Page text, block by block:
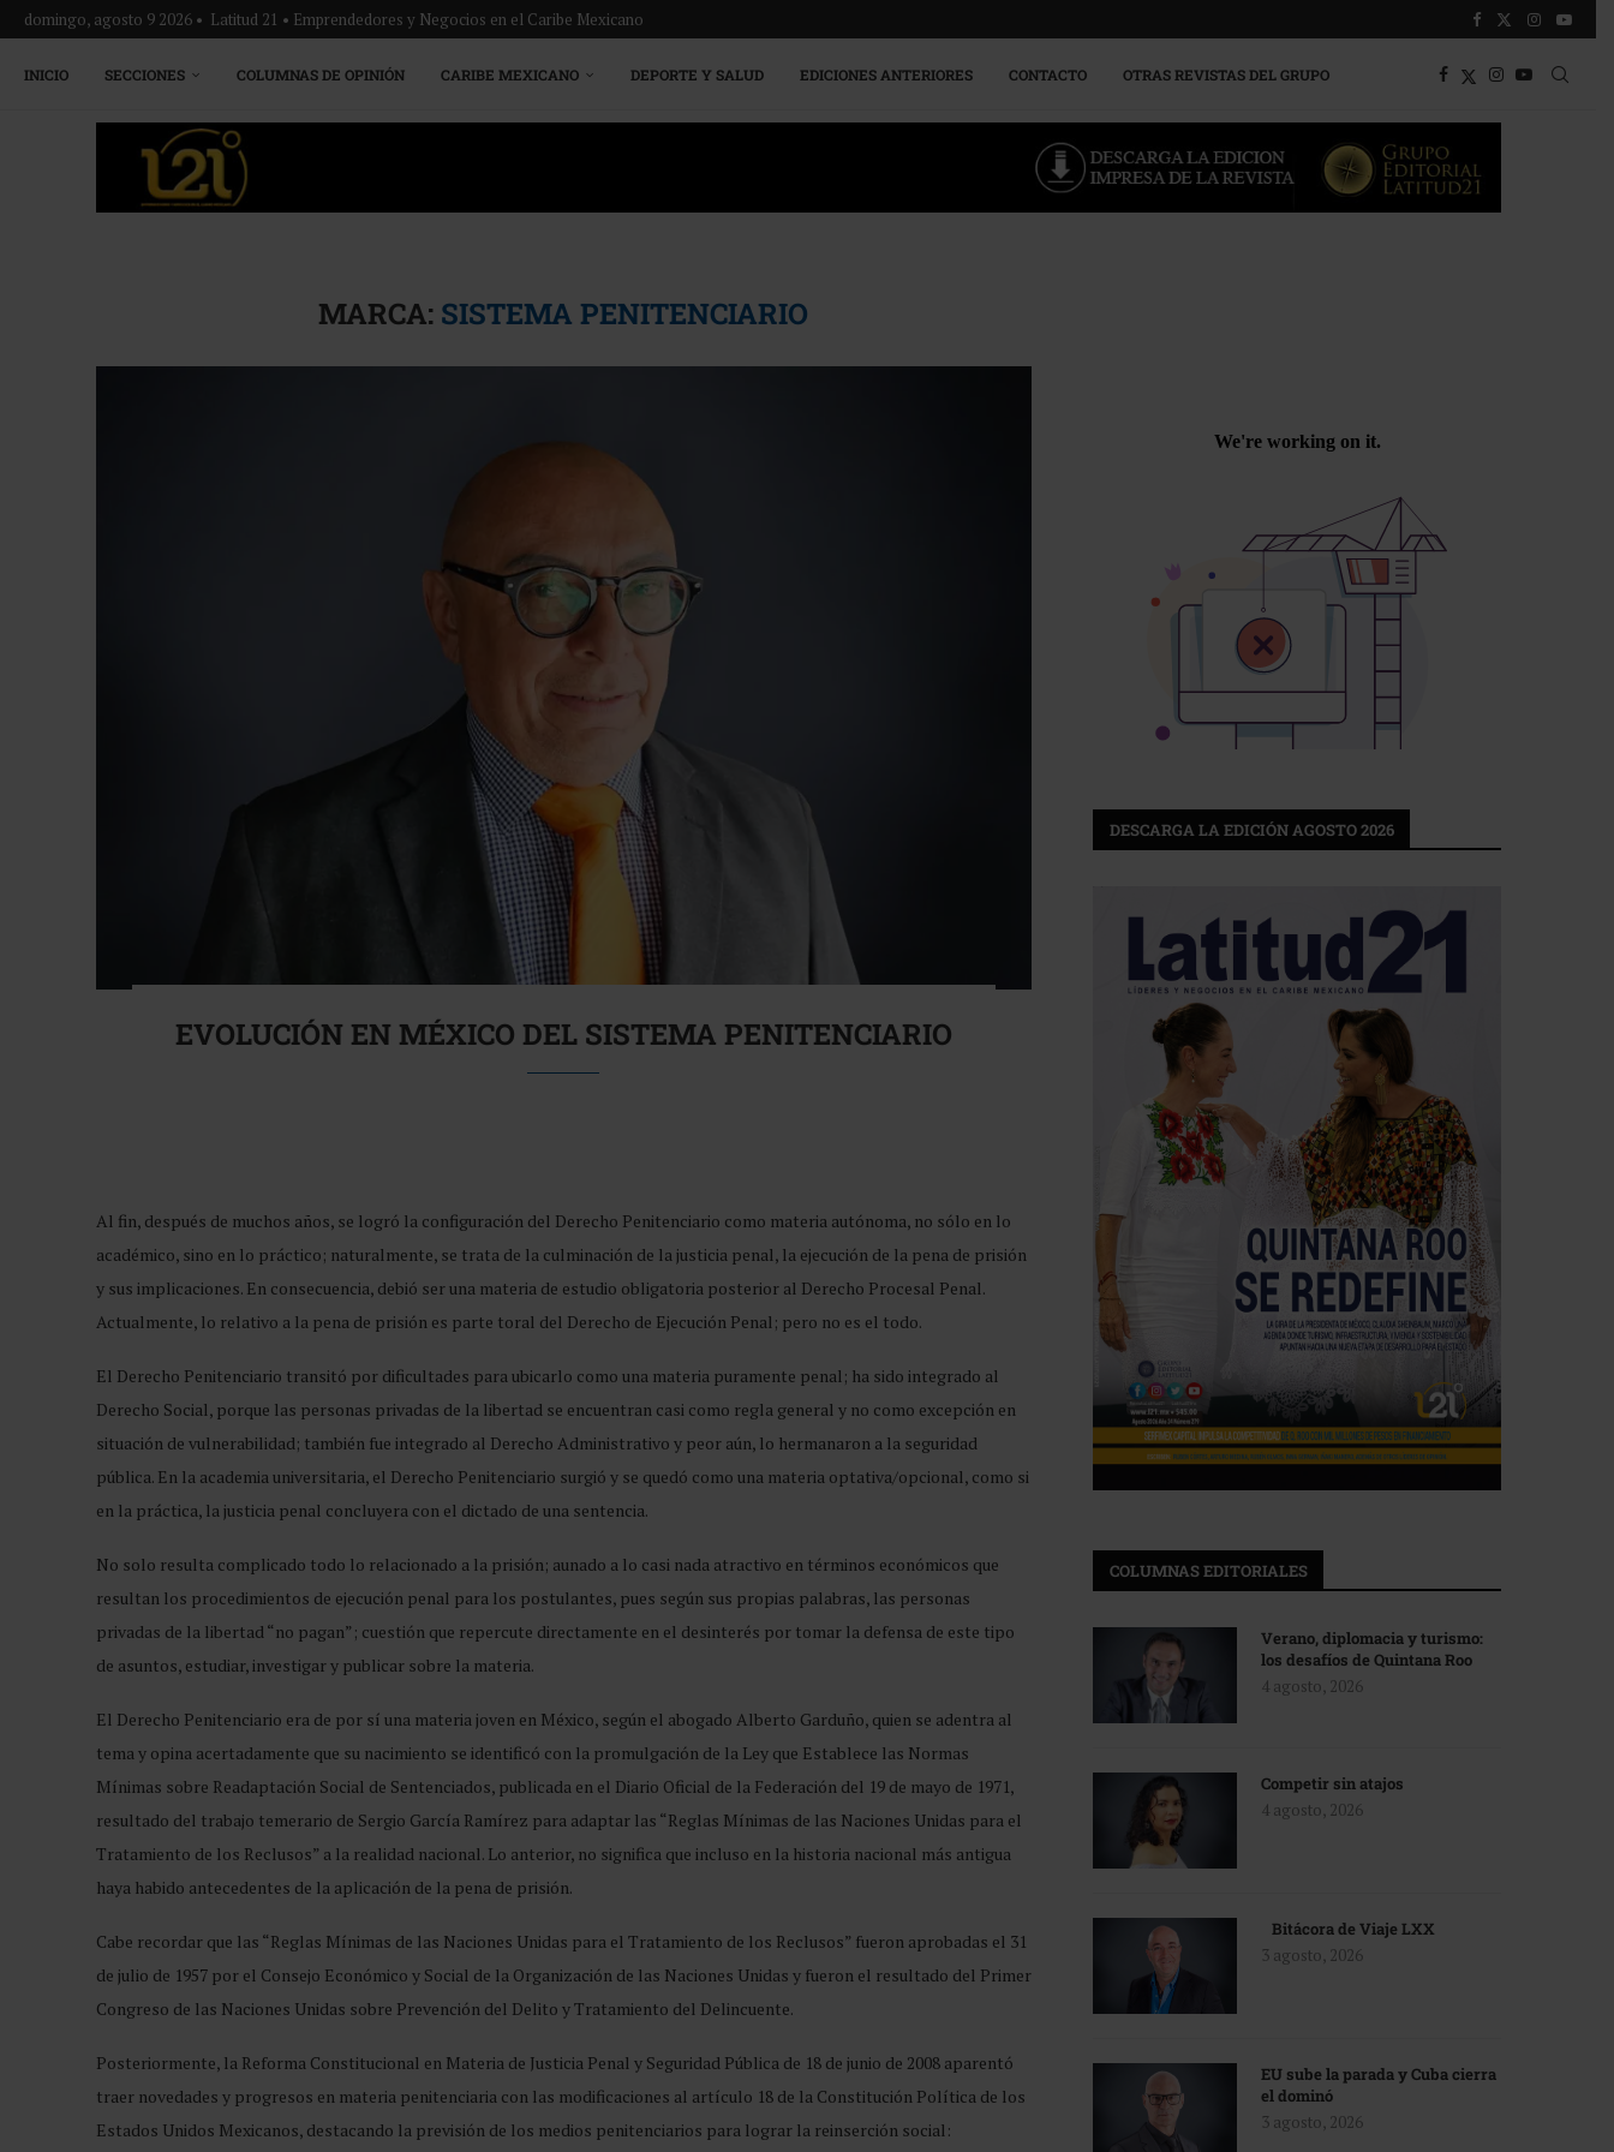
domingo, agosto 9 2026 • Latitud 21 • Emprendedores y Negocios en el Caribe Mexicano
INICIO SECCIONES COLUMNAS DE OPINIÓN CARIBE MEXICANO DEPORTE Y SALUD EDICIONES ANTERIORES CONTACTO OTRAS REVISTAS DEL GRUPO
MARCA: SISTEMA PENITENCIARIO
EVOLUCIÓN EN MÉXICO DEL SISTEMA PENITENCIARIO
Al fin, después de muchos años, se logró la configuración del Derecho Penitenciario como materia autónoma, no sólo en lo
académico, sino en lo práctico; naturalmente, se trata de la culminación de la justicia penal, la ejecución de la pena de prisión
y sus implicaciones. En consecuencia, debió ser una materia de estudio obligatoria posterior al Derecho Procesal Penal.
Actualmente, lo relativo a la pena de prisión es parte toral del Derecho de Ejecución Penal; pero no es el todo.
El Derecho Penitenciario transitó por dificultades para ubicarlo como una materia puramente penal; ha sido integrado al
Derecho Social, porque las personas privadas de la libertad se encuentran casi como regla general y no como excepción en
situación de vulnerabilidad; también fue integrado al Derecho Administrativo y peor aún, lo hermanaron a la seguridad
pública. En la academia universitaria, el Derecho Penitenciario surgió y se quedó como una materia optativa/opcional, como si
en la práctica, la justicia penal concluyera con el dictado de una sentencia.
No solo resulta complicado todo lo relacionado a la prisión; aunado a lo casi nada atractivo en términos económicos que
resultan los procedimientos de ejecución penal para los postulantes, pues según sus propias palabras, las personas
privadas de la libertad “no pagan”; cuestión que repercute directamente en el desinterés por tomar la defensa de este tipo
de asuntos, estudiar, investigar y publicar sobre la materia.
El Derecho Penitenciario era de por sí una materia joven en México, según el abogado Alberto Garduño, quien se adentra al
tema y opina acertadamente que su nacimiento se identificó con la promulgación de la Ley que Establece las Normas
Mínimas sobre Readaptación Social de Sentenciados, publicada en el Diario Oficial de la Federación del 19 de mayo de 1971,
resultado del trabajo temerario de Sergio García Ramírez para adaptar las “Reglas Mínimas de las Naciones Unidas para el
Tratamiento de los Reclusos” a la realidad nacional. Lo anterior, no significa que incluso en la historia nacional más antigua
haya habido antecedentes de la aplicación de la pena de prisión.
Cabe recordar que las “Reglas Mínimas de las Naciones Unidas para el Tratamiento de los Reclusos” fueron aprobadas el 31
de julio de 1957 por el Consejo Económico y Social de la Organización de las Naciones Unidas y fueron el resultado del Primer
Congreso de las Naciones Unidas sobre Prevención del Delito y Tratamiento del Delincuente.
Posteriormente, la Reforma Constitucional en Materia de Justicia Penal y Seguridad Pública de 18 de junio de 2008 aparentó
traer novedades y progresos en materia penitenciaria con las modificaciones al artículo 18 de la Constitución Política de los
Estados Unidos Mexicanos, destacando la previsión de los medios penitenciarios para lograr la reinserción social:
DESCARGA LA EDICIÓN AGOSTO 2026
COLUMNAS EDITORIALES
Verano, diplomacia y turismo:
los desafíos de Quintana Roo
4 agosto, 2026
Competir sin atajos
4 agosto, 2026
Bitácora de Viaje LXX
3 agosto, 2026
EU sube la parada y Cuba cierra
el dominó
3 agosto, 2026